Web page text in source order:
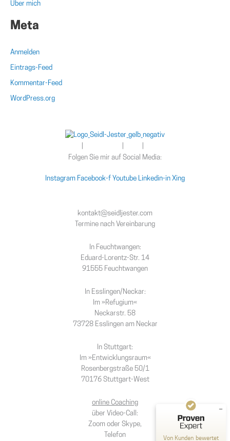
Über mich
Meta
Anmelden
Eintrags-Feed
Kommentar-Feed
WordPress.org
Folgen Sie mir auf Social Media:
Instagram Facebook-f Youtube Linkedin-in Xing
kontakt@seidljester.com
Termine nach Vereinbarung
In Feuchtwangen:
Eduard-Lorentz-Str. 14
91555 Feuchtwangen
In Esslingen/Neckar:
Im »Refugium«
Neckarstr. 58
73728 Esslingen am Neckar
In Stuttgart:
Im »Entwicklungsraum«
Rosenbergstraße 50/1
70176 Stuttgart-West
online Coaching
über Video-Call:
Zoom oder Skype,
Telefon
Von Kunden bewertet
Kundenbewertungen und Erfahrungen zu
Melanie Seidl-Jester - PT-Therapie, Coaching und
SEHR GUT
5,00
50
Bewertungen auf ProvenExpert.com